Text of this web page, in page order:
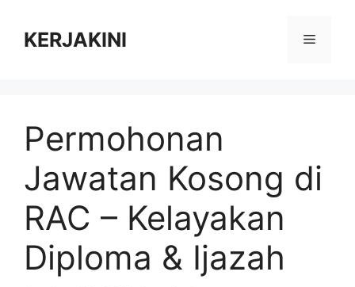
contentKERJAKINI Menu
Permohonan
Jawatan Kosong di
RAC – Kelayakan
Diploma & Ijazah